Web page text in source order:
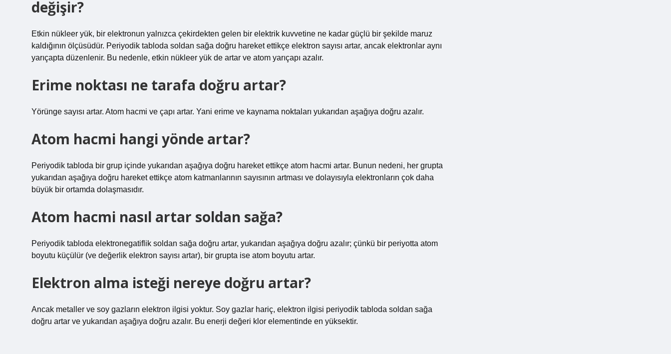
değişir?
Etkin nükleer yük, bir elektronun yalnızca çekirdekten gelen bir elektrik kuvvetine ne kadar güçlü bir şekilde maruz
kaldığının ölçüsüdür. Periyodik tabloda soldan sağa doğru hareket ettikçe elektron sayısı artar, ancak elektronlar aynı
yarıçapta düzenlenir. Bu nedenle, etkin nükleer yük de artar ve atom yarıçapı azalır.
Erime noktası ne tarafa doğru artar?
Yörünge sayısı artar. Atom hacmi ve çapı artar. Yani erime ve kaynama noktaları yukarıdan aşağıya doğru azalır.
Atom hacmi hangi yönde artar?
Periyodik tabloda bir grup içinde yukarıdan aşağıya doğru hareket ettikçe atom hacmi artar. Bunun nedeni, her grupta
yukarıdan aşağıya doğru hareket ettikçe atom katmanlarının sayısının artması ve dolayısıyla elektronların çok daha
büyük bir ortamda dolaşmasıdır.
Atom hacmi nasıl artar soldan sağa?
Periyodik tabloda elektronegatiflik soldan sağa doğru artar, yukarıdan aşağıya doğru azalır; çünkü bir periyotta atom
boyutu küçülür (ve değerlik elektron sayısı artar), bir grupta ise atom boyutu artar.
Elektron alma isteği nereye doğru artar?
Ancak metaller ve soy gazların elektron ilgisi yoktur. Soy gazlar hariç, elektron ilgisi periyodik tabloda soldan sağa
doğru artar ve yukarıdan aşağıya doğru azalır. Bu enerji değeri klor elementinde en yüksektir.